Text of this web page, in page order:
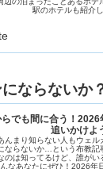
駅のホテルも紹介
ならないか
でも間に合う！2026
追いかけよ
んまり知らない人もウェル
ならないか…という布教記
のは知ってるけど、誰がい
なあなたにぜひ！2026年